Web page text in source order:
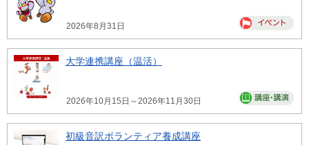
2026年8月31日
大学連携講座（温活）
2026年10月15日～2026年11月30日
初級音訳ボランティア養成講座